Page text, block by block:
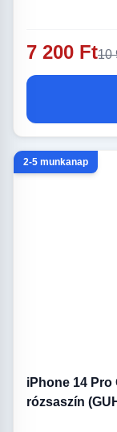
7 200 Ft10
2-5 munkanap
iPhone 14 Pro
rózsaszín